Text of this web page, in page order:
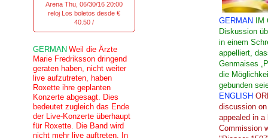
GERMAN
Diskussion
in einem
appelliert,
Genmaises
die
gebunden
ENGLISH
discussion on
appealed in a
Commission
Arena Thu, 06/30/16 20:00
reloj Los boletos desde €
40.50 /
GERMAN Weil die Ärzte
Marie Fredriksson dringend
geraten haben, nicht weiter
live aufzutreten, haben
Roxette ihre geplanten
Konzerte abgesagt. Dies
bedeutet zugleich das Ende
der Live-Konzerte überhaupt
für Roxette. Die Band wird
nicht mehr live auftreten. In